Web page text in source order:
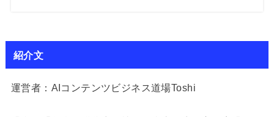
紹介文
運営者：AIコンテンツビジネス道場Toshi